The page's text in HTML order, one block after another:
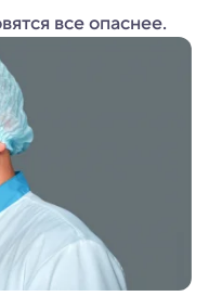
все опаснее.